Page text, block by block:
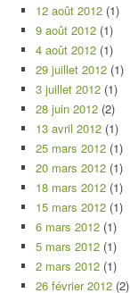
12 août 2012 (1)
9 août 2012 (1)
4 août 2012 (1)
29 juillet 2012 (1)
3 juillet 2012 (1)
28 juin 2012 (2)
13 avril 2012 (1)
25 mars 2012 (1)
20 mars 2012 (1)
18 mars 2012 (1)
15 mars 2012 (1)
6 mars 2012 (1)
5 mars 2012 (1)
2 mars 2012 (1)
26 février 2012 (2)